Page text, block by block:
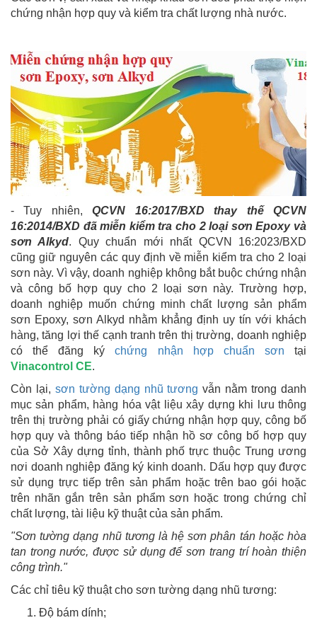
chứng nhận hợp quy và kiểm tra chất lượng nhà nước.
- Tuy nhiên,QCVN 16:2017/BXD thay thế QCVN
16:2014/BXD đã miễn kiểm tra cho 2 loại sơn Epoxy và
sơn Alkyd. Quy chuẩn mới nhất QCVN 16:2023/BXD
cũng giữ nguyên các quy định về miễn kiểm tra cho 2 loại
sơn này. Vì vậy, doanh nghiệp không bắt buộc chứng nhận
và công bố hợp quy cho 2 loại sơn này. Trường hợp,
doanh nghiệp muốn chứng minh chất lượng sản phẩm
sơn Epoxy, sơn Alkyd nhằm khẳng định uy tín với khách
hàng, tăng lợi thế cạnh tranh trên thị trường, doanh nghiệp
có thể đăng kýchứng nhận hợp chuẩn sơn tại
Vinacontrol CE.
Còn lại, sơn tường dạng nhũ tươngvẫn nằm trong danh
mục sản phẩm, hàng hóa vật liệu xây dựng khi lưu thông
trên thị trường phải có giấy chứng nhận hợp quy, công bố
hợp quy và thông báo tiếp nhận hồ sơ công bố hợp quy
của Sở Xây dựng tỉnh, thành phố trực thuộc Trung ương
nơi doanh nghiệp đăng ký kinh doanh. Dấu hợp quy được
sử dụng trực tiếp trên sản phẩm hoặc trên bao gói hoặc
trên nhãn gắn trên sản phẩm sơn hoặc trong chứng chỉ
chất lượng, tài liệu kỹ thuật của sản phẩm.
"Sơn tường dạng nhũ tương là hệ sơn phân tán hoặc hòa
tan trong nước, được sử dụng để sơn trang trí hoàn thiện
công trình."
Các chỉ tiêu kỹ thuật cho sơn tường dạng nhũ tương:
Độ bám dính;